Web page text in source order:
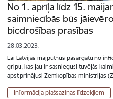
No 1. aprīļa līdz 15.
saimniecībās būs
biodrošības prasības
28.03.2023.
Lai Latvijas mājputnus pasargātu no
gripu, kas jau ir sasniegusi tuvējās
apstiprinājusi Zemkopības ministrijas
Informācija plašsaziņas līdzekļiem